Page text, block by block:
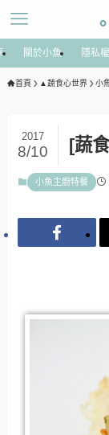
關於小魚 隱私
首頁 ▲蔬食心世界 小
[蔬
2017
8/10
小魚主廚特餐